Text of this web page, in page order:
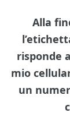
Alla
risponde
mio
un